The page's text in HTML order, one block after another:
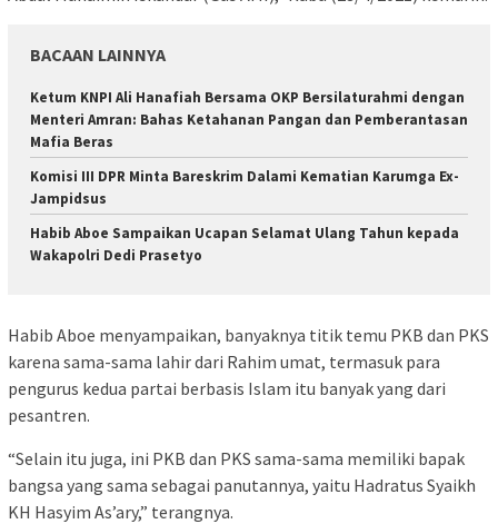
BACAAN LAINNYA
Ketum KNPI Ali Hanafiah Bersama OKP Bersilaturahmi dengan
Menteri Amran: Bahas Ketahanan Pangan dan Pemberantasan
Mafia Beras
Komisi III DPR Minta Bareskrim Dalami Kematian Karumga Ex-
Jampidsus
Habib Aboe Sampaikan Ucapan Selamat Ulang Tahun kepada
Wakapolri Dedi Prasetyo
Habib Aboe menyampaikan, banyaknya titik temu PKB dan PKS
karena sama-sama lahir dari Rahim umat, termasuk para
pengurus kedua partai berbasis Islam itu banyak yang dari
pesantren.
“Selain itu juga, ini PKB dan PKS sama-sama memiliki bapak
bangsa yang sama sebagai panutannya, yaitu Hadratus Syaikh
KH Hasyim As’ary,” terangnya.